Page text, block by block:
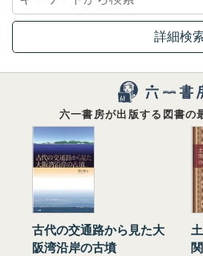
詳細検
六一書房が出版する図書の
古代の交通路から見た大
阪湾沿岸の古墳